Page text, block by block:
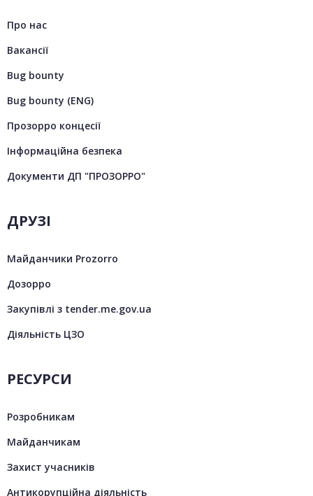
Про нас
Вакансії
Bug bounty
Bug bounty (ENG)
Прозорро концесії
Інформаційна безпека
Документи ДП "ПРОЗОРРО"
ДРУЗІ
Майданчики Prozorro
Дозорро
Закупівлі з tender.me.gov.ua
Діяльність ЦЗО
РЕСУРСИ
Розробникам
Майданчикам
Захист учасників
Антикорупційна діяльність